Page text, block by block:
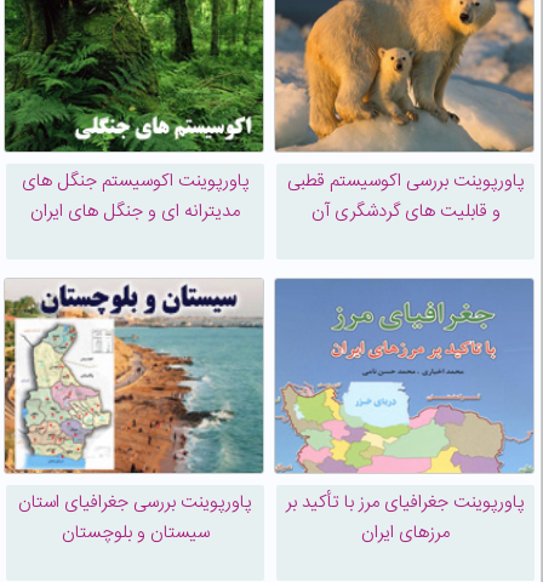
پاورپوینت بررسی اکوسیستم قطبی
و قابلیت های گردشگری آن
پاورپوینت اکوسیستم جنگل های
مدیترانه ای و جنگل های ایران
پاورپوینت جغرافیای مرز با تأکید بر
مرزهای ایران
پاورپوینت بررسی جغرافیای استان
سیستان و بلوچستان